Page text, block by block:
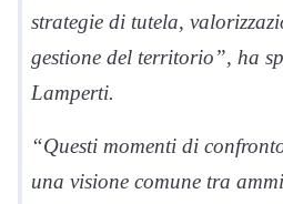
strategie di tutela,
gestione del territorio”, ha
Lamperti.
“Questi momenti di
una visione comune tra